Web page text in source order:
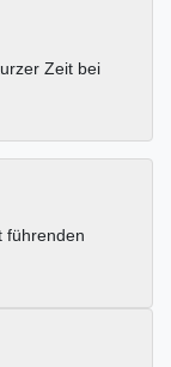
Zeit bei
führenden